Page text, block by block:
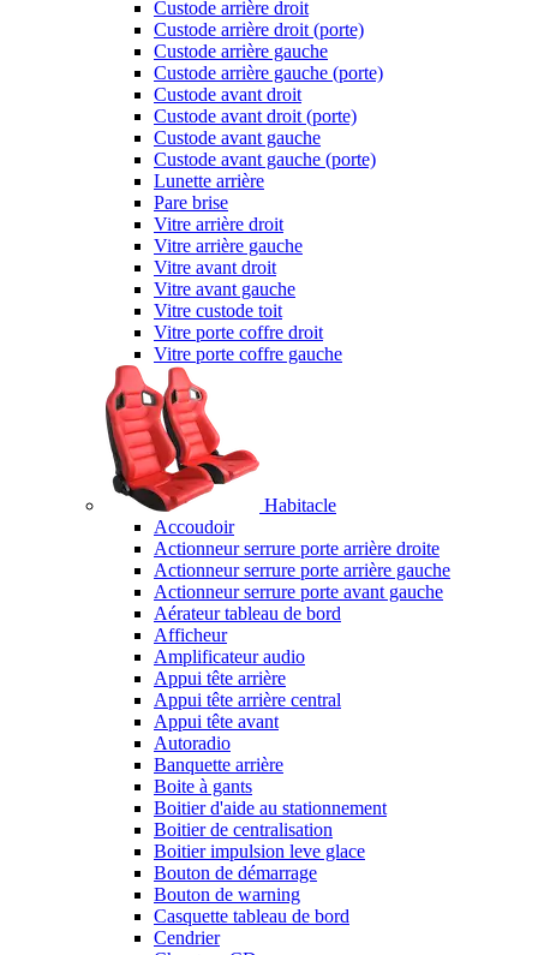
Custode arrière droit
Custode arrière droit (porte)
Custode arrière gauche
Custode arrière gauche (porte)
Custode avant droit
Custode avant droit (porte)
Custode avant gauche
Custode avant gauche (porte)
Lunette arrière
Pare brise
Vitre arrière droit
Vitre arrière gauche
Vitre avant droit
Vitre avant gauche
Vitre custode toit
Vitre porte coffre droit
Vitre porte coffre gauche
Habitacle
Accoudoir
Actionneur serrure porte arrière droite
Actionneur serrure porte arrière gauche
Actionneur serrure porte avant gauche
Aérateur tableau de bord
Afficheur
Amplificateur audio
Appui tête arrière
Appui tête arrière central
Appui tête avant
Autoradio
Banquette arrière
Boite à gants
Boitier d'aide au stationnement
Boitier de centralisation
Boitier impulsion leve glace
Bouton de démarrage
Bouton de warning
Casquette tableau de bord
Cendrier